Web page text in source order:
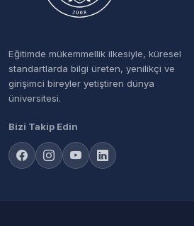
Eğitimde mükemmellik ilkesiyle, küresel
standartlarda bilgi üreten, yenilikçi ve
girişimci bireyler yetiştiren dünya
üniversitesi.
Bizi Takip Edin